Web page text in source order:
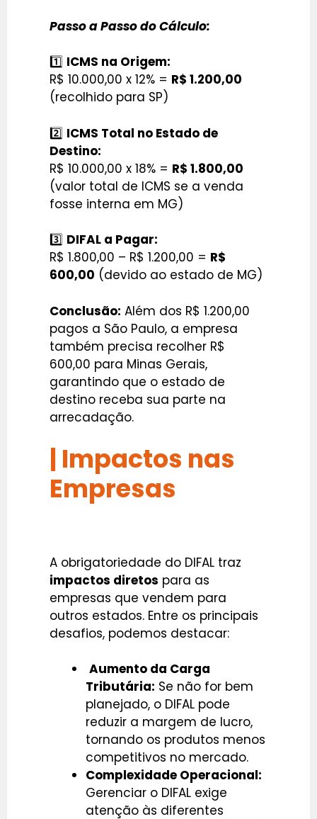
Passo a Passo do Cálculo:
1️⃣ ICMS na Origem:
R$ 10.000,00 x 12% = R$ 1.200,00
(recolhido para SP)
2️⃣ ICMS Total no Estado de
Destino:
R$ 10.000,00 x 18% = R$ 1.800,00
(valor total de ICMS se a venda
fosse interna em MG)
3️⃣ DIFAL a Pagar:
R$ 1.800,00 – R$ 1.200,00 = R$
600,00 (devido ao estado de MG)
Conclusão: Além dos R$ 1.200,00
pagos a São Paulo, a empresa
também precisa recolher R$
600,00 para Minas Gerais,
garantindo que o estado de
destino receba sua parte na
arrecadação.
| Impactos nas
Empresas
A obrigatoriedade do DIFAL traz
impactos diretos para as
empresas que vendem para
outros estados. Entre os principais
desafios, podemos destacar:
Aumento da Carga
Tributária: Se não for bem
planejado, o DIFAL pode
reduzir a margem de lucro,
tornando os produtos menos
competitivos no mercado.
Complexidade Operacional:
Gerenciar o DIFAL exige
atenção às diferentes